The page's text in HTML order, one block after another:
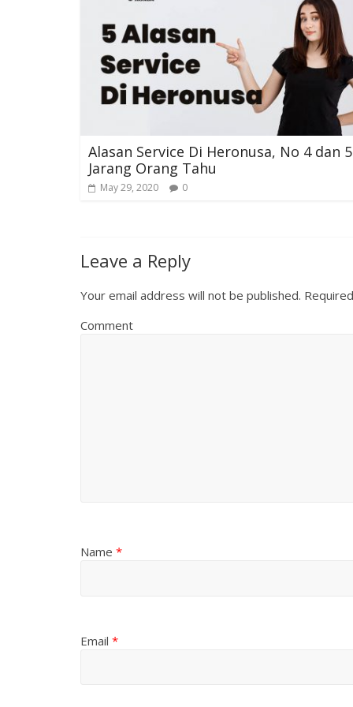
Alasan Service Di Heronusa, No 4 dan 5
Jarang Orang Tahu
May 29, 2020 0
Leave a Reply
Your email address will not be published.
Comment
Name *
Email *